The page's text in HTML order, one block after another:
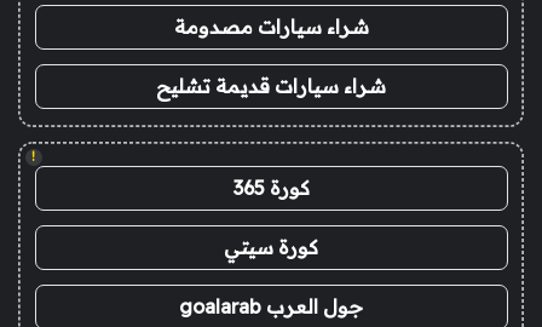
شراء سيارات مصدومة
شراء سيارات قديمة تشليح
!
كورة 365
كورة سيتي
جول العرب goalarab